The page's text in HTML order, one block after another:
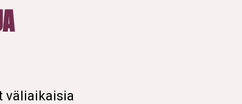
väliaikaisia